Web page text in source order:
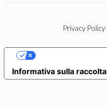
Privacy Policy
Informativa sulla raccolta